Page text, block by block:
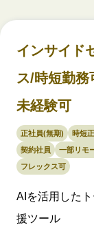
インサイド
ス/時短勤務
未経験可
正社員(無期)
時短
契約社員
一部リモ
フレックス可
AIを活用した
援ツール